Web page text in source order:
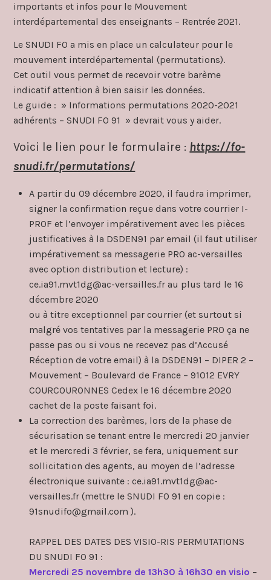
importants et infos pour le Mouvement
interdépartemental des enseignants – Rentrée 2021.
Le SNUDI FO a mis en place un calculateur pour le
mouvement interdépartemental (permutations).
Cet outil vous permet de recevoir votre barème
indicatif attention à bien saisir les données.
Le guide : » Informations permutations 2020-2021
adhérents – SNUDI FO 91 » devrait vous y aider.
Voici le lien pour le formulaire : https://fo-
snudi.fr/permutations/
A partir du 09 décembre 2020, il faudra imprimer,
signer la confirmation reçue dans votre courrier I-
PROF et l’envoyer impérativement avec les pièces
justificatives à la DSDEN91 par email (il faut utiliser
impérativement sa messagerie PRO ac-versailles
avec option distribution et lecture) :
ce.ia91.mvt1dg@ac-versailles.fr au plus tard le 16
décembre 2020
ou à titre exceptionnel par courrier (et surtout si
malgré vos tentatives par la messagerie PRO ça ne
passe pas ou si vous ne recevez pas d’Accusé
Réception de votre email) à la DSDEN91 – DIPER 2 –
Mouvement – Boulevard de France – 91012 EVRY
COURCOURONNES Cedex le 16 décembre 2020
cachet de la poste faisant foi.
La correction des barèmes, lors de la phase de
sécurisation se tenant entre le mercredi 20 janvier
et le mercredi 3 février, se fera, uniquement sur
sollicitation des agents, au moyen de l’adresse
électronique suivante : ce.ia91.mvt1dg@ac-
versailles.fr (mettre le SNUDI FO 91 en copie :
91snudifo@gmail.com ).
RAPPEL DES DATES DES VISIO-RIS PERMUTATIONS
DU SNUDI FO 91 :
Mercredi 25 novembre de 13h30 à 16h30 en visio –